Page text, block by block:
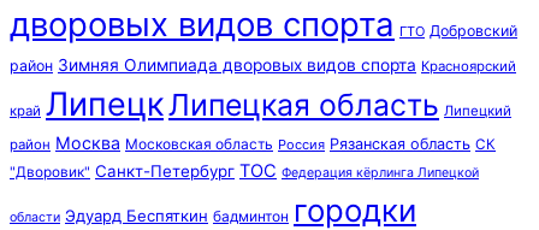
дворовых видов спорта ГТО Добровский
район Зимняя Олимпиада дворовых видов спорта Красноярский
край ЛипецкЛипецкая область Липецкий
район Москва Московская область Россия Рязанская область СК
"Дворовик" Санкт-Петербург ТОС Федерация кёрлинга Липецкой
области Эдуард Беспяткин бадминтон городки